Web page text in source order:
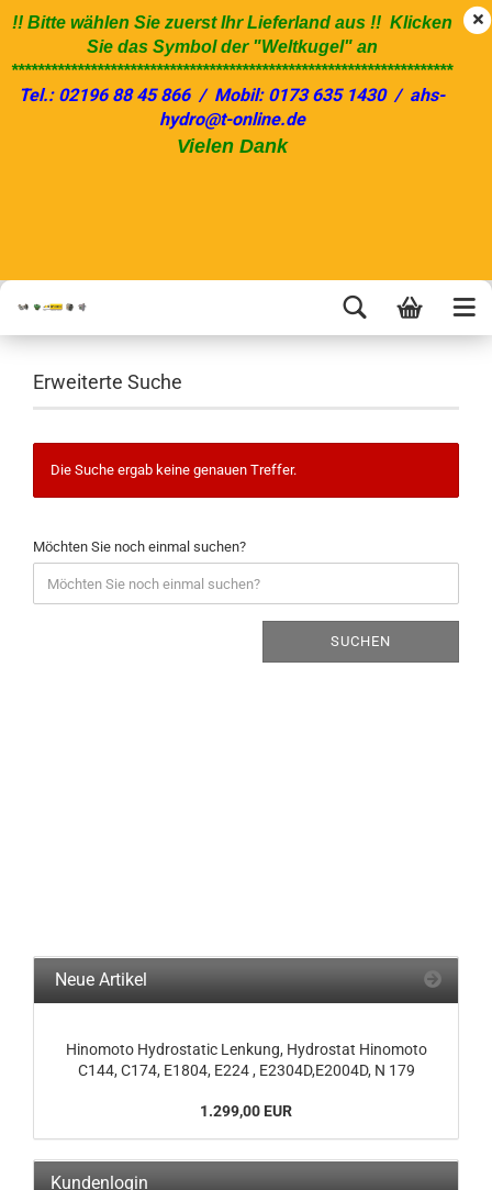
!! Bitte wählen Sie zuerst Ihr Lieferland aus !! Klicken
Sie das Symbol der "Weltkugel" an
*******************************************************************
Tel.: 02196 88 45 866 / Mobil: 0173 635 1430 / ahs-
hydro@t-online.de
Vielen Dank
Erweiterte Suche
Die Suche ergab keine genauen Treffer.
Möchten Sie noch einmal suchen?
SUCHEN
Neue Artikel
Hinomoto Hydrostatic Lenkung, Hydrostat Hinomoto
C144, C174, E1804, E224 , E2304D,E2004D, N 179
1.299,00 EUR
Kundenlogin